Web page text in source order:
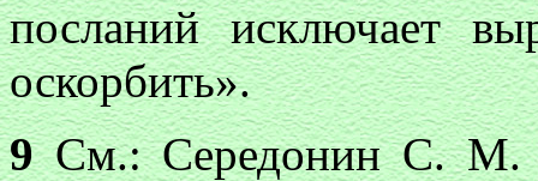
посланий исключает
оскорбить».
9См.: Середонин С. М.